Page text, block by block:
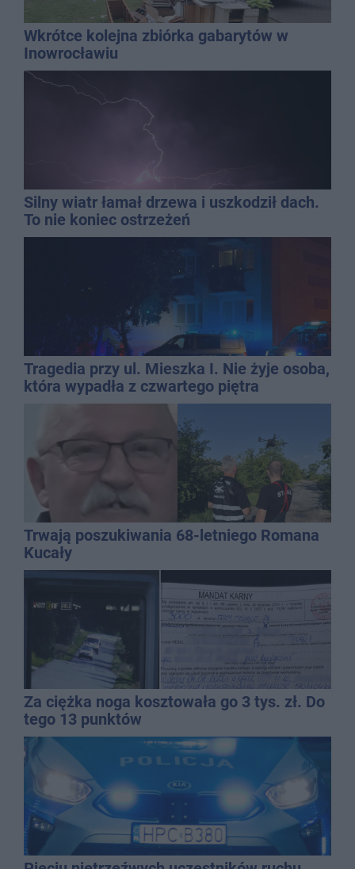
Wkrótce kolejna zbiórka gabarytów w
Inowrocławiu
Silny wiatr łamał drzewa i uszkodził dach.
To nie koniec ostrzeżeń
Tragedia przy ul. Mieszka I. Nie żyje osoba,
która wypadła z czwartego piętra
Trwają poszukiwania 68-letniego Romana
Kucały
Za ciężka noga kosztowała go 3 tys. zł. Do
tego 13 punktów